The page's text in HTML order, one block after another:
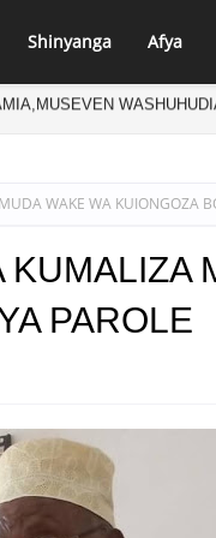
Shinyanga Afya
AVUTIWA NA
WAKE WA KUIONGOZA
KUMALIZA
PAROLE